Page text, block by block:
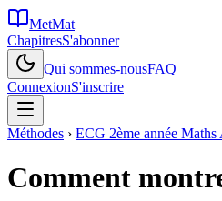
MetMat
ChapitresS'abonner
Qui sommes-nousFAQ
ConnexionS'inscrire
Méthodes › ECG 2ème année Maths
Comment